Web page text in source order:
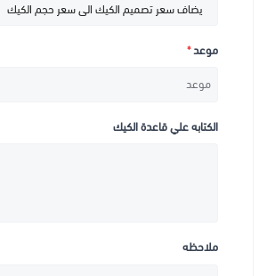
موعد*
الكتابه علي قاعدة الكيك
ملاحظه